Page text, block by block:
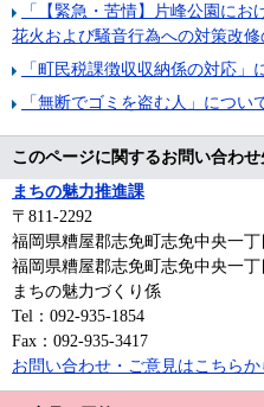
「【緊急・苦情】片峰公園にお
花火および騒音行為への対策改
「町民税課徴収収納係の対応」
「無断でゴミを盗む人」につい
このページに関するお問い合わせ
まちの魅力推進課
〒811-2292
福岡県糟屋郡志免町志免中央一丁
福岡県糟屋郡志免町志免中央一丁
まちの魅力づくり係
Tel：092-935-1854
Fax：092-935-3417
お問い合わせ・ご意見はこちらか